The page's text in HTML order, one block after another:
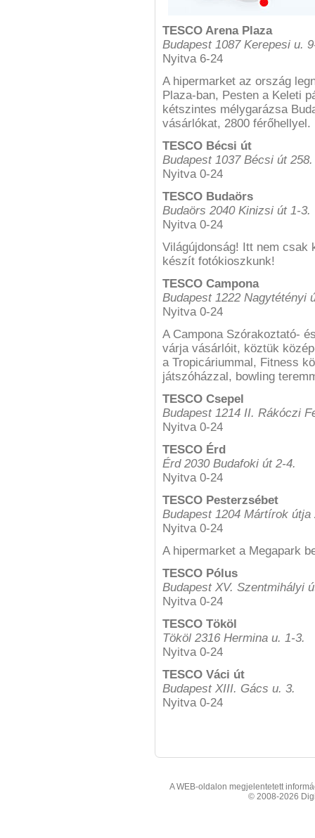
TESCO Arena Plaza
Budapest 1087 Kerepesi u.
Nyitva 6-24
A hipermarket az ország
Plaza-ban, Pesten a Keleti
kétszintes mélygarázsa
vásárlókat, 2800 férőhellyel.
TESCO Bécsi út
Budapest 1037 Bécsi út 258.
Nyitva 0-24
TESCO Budaörs
Budaörs 2040 Kinizsi út 1-3.
Nyitva 0-24
Világújdonság! Itt nem csak
készít fotókioszkunk!
TESCO Campona
Budapest 1222 Nagytétényi
Nyitva 0-24
A Campona Szórakoztató-
várja vásárlóit, köztük
a Tropicáriummal, Fitness
játszóházzal, bowling
TESCO Csepel
Budapest 1214 II. Rákóczi
Nyitva 0-24
TESCO Érd
Érd 2030 Budafoki út 2-4.
Nyitva 0-24
TESCO Pesterzsébet
Budapest 1204 Mártírok útja
Nyitva 0-24
A hipermarket a Megapark
TESCO Pólus
Budapest XV. Szentmihályi
Nyitva 0-24
TESCO Tököl
Tököl 2316 Hermina u. 1-3.
Nyitva 0-24
TESCO Váci út
Budapest XIII. Gács u. 3.
Nyitva 0-24
A WEB-oldalon megjelentetett
© 2008-2026